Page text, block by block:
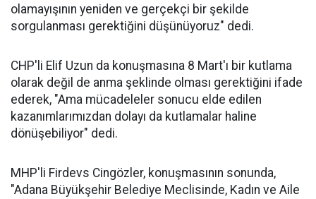
olamayışının yeniden ve gerçekçi bir şekilde
sorgulanması gerektiğini düşünüyoruz" dedi.
CHP'li Elif Uzun da konuşmasına 8 Mart'ı bir kutlama
olarak değil de anma şeklinde olması gerektiğini ifade
ederek, "Ama mücadeleler sonucu elde edilen
kazanımlarımızdan dolayı da kutlamalar haline
dönüşebiliyor" dedi.
MHP'li Firdevs Cingözler, konuşmasının sonunda,
"Adana Büyükşehir Belediye Meclisinde, Kadın ve Aile